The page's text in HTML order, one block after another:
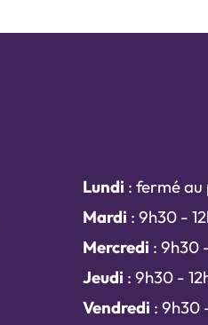
Lundi : fermé au
Mardi : 9h30 -
Mercredi : 9h30
Jeudi : 9h30 -
Vendredi : 9h30